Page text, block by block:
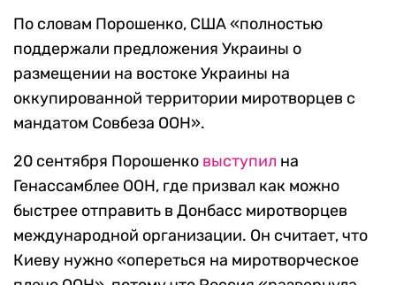
По словам Порошенко, США «полностью
поддержали предложения Украины о
размещении на востоке Украины на
оккупированной территории миротворцев с
мандатом Совбеза ООН».
20 сентября Порошенко выступил на
Генассамблее ООН, где призвал как можно
быстрее отправить в Донбасс миротворцев
международной организации. Он считает, что
Киеву нужно «опереться на миротворческое